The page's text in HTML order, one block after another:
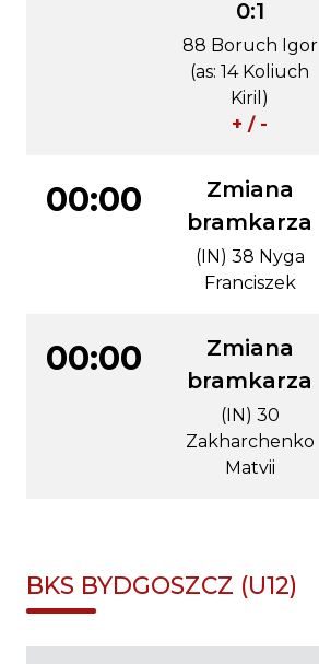
0:1
88 Boruch Igor
(as: 14 Koliuch
Kiril)
+ / -
00:00
Zmiana
bramkarza
(IN) 38 Nyga
Franciszek
00:00
Zmiana
bramkarza
(IN) 30
Zakharchenko
Matvii
BKS BYDGOSZCZ (U12)